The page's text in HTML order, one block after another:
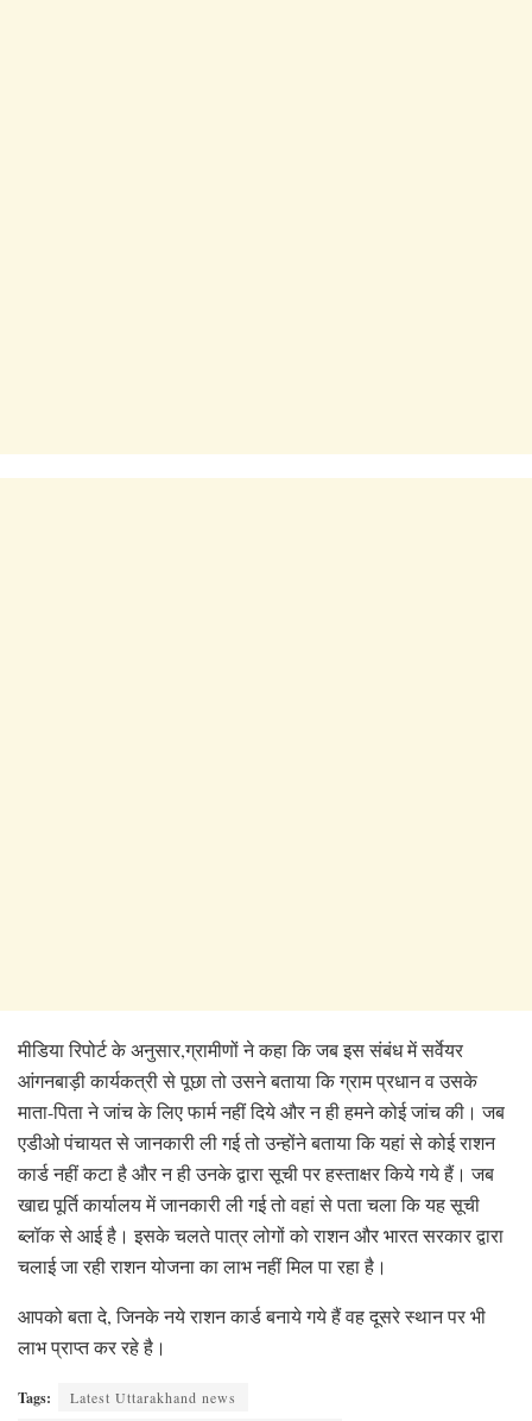
मीडिया रिपोर्ट के अनुसार,ग्रामीणों ने कहा कि जब इस संबंध में सर्वेयर
आंगनबाड़ी कार्यकत्री से पूछा तो उसने बताया कि ग्राम प्रधान व उसके
माता-पिता ने जांच के लिए फार्म नहीं दिये और न ही हमने कोई जांच की। जब
एडीओ पंचायत से जानकारी ली गई तो उन्होंने बताया कि यहां से कोई राशन
कार्ड नहीं कटा है और न ही उनके द्वारा सूची पर हस्ताक्षर किये गये हैं। जब
खाद्य पूर्ति कार्यालय में जानकारी ली गई तो वहां से पता चला कि यह सूची
ब्लॉक से आई है। इसके चलते पात्र लोगों को राशन और भारत सरकार द्वारा
चलाई जा रही राशन योजना का लाभ नहीं मिल पा रहा है।
आपको बता दे, जिनके नये राशन कार्ड बनाये गये हैं वह दूसरे स्थान पर भी
लाभ प्राप्त कर रहे है।
Tags:
Latest Uttarakhand news